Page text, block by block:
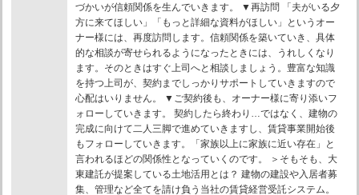
づかいが信頼関係を生んでいきます。 ▼再訪問 「夫がいる夕
方に来てほしい」「もっと詳細な資料がほしい」というオー
ナー様には、再度訪問します。信頼関係を築いていき、具体
的な相談が寄せられるようになったときには、うれしくなり
ます。そのときはすぐ上司へと相談しましょう。豊富な知識
を持つ上司が、契約までしっかりサポートしていきますので
心配はいりません。 ▼ご契約後も、オーナー様に寄り添いフ
ォローしていきます。 契約したら終わり…ではなく、建物の
完成に向けて二人三脚で進めていきますし、賃貸事業開始後
もフォローしていきます。「家族以上に家族に近い存在」と
言われるほどの関係性となっていくのです。 ＞そもそも、大
東建託が提案している土地活用とは？ 建物の建設や入居者募
集、管理など全てを請け負う当社の賃貸経営受託システム。